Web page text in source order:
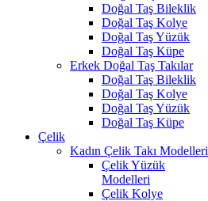
Doğal Taş Bileklik
Doğal Taş Kolye
Doğal Taş Yüzük
Doğal Taş Küpe
Erkek Doğal Taş Takılar
Doğal Taş Bileklik
Doğal Taş Kolye
Doğal Taş Yüzük
Doğal Taş Küpe
Çelik
Kadın Çelik Takı Modelleri
Çelik Yüzük
Modelleri
Çelik Kolye